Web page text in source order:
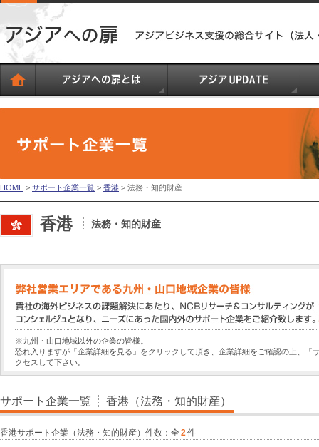
HOME > サポート企業一覧 > 香港 > 法務・知的財産
香港 法務・知的財産
※九州・山口地域以外の企業の皆様。
恐れ入りますが「企業詳細を見る」をクリックして頂き、企業詳細をご確認の上、「
クセスして下さい。
サポート企業一覧 香港（法務・知的財産）
香港サポート企業（法務・知的財産）件数：全 2件